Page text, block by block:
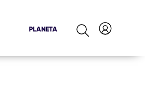
PLANETA